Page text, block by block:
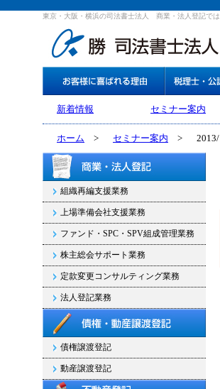
東京・大阪・横浜の司法書士法人 商業・法人登記で
新着情報 セミナー案内
ホーム > セミナー案内 >
組織再編支援業務
上場準備会社支援業務
ファンド・SPC・SPV組成管理業務
株主総会サポート業務
定款変更コンサルティング業務
法人登記業務
債権譲渡登記
動産譲渡登記